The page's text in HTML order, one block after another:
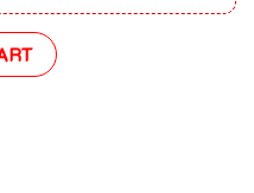
USA quantity